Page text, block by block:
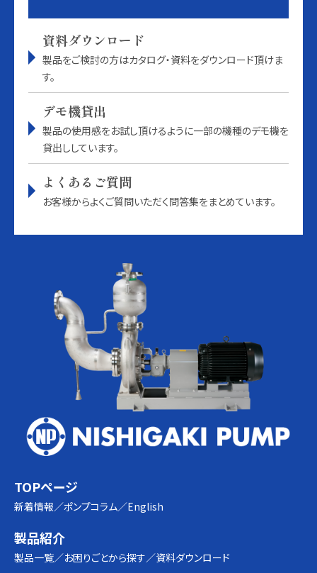
資料ダウンロード
製品をご検討の方はカタログ・資料をダウンロード頂けま
す。
デモ機貸出
製品の使用感をお試し頂けるように一部の機種のデモ機を
貸出ししています。
よくあるご質問
お客様からよくご質問いただく問答集をまとめています。
TOPページ
新着情報 ポンプコラム English
製品紹介
製品一覧 お困りごとから探す 資料ダウンロード